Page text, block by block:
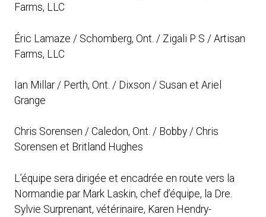
Farms, LLC
Éric Lamaze / Schomberg, Ont. / Zigali P S / Artisan
Farms, LLC
Ian Millar / Perth, Ont. / Dixson / Susan et Ariel
Grange
Chris Sorensen / Caledon, Ont. / Bobby / Chris
Sorensen et Britland Hughes
L’équipe sera dirigée et encadrée en route vers la
Normandie par Mark Laskin, chef d’équipe, la Dre.
Sylvie Surprenant, vétérinaire, Karen Hendry-